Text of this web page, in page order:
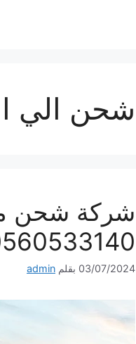
شحن الي
شركة شحن من
03/07/2024 بقلم admin